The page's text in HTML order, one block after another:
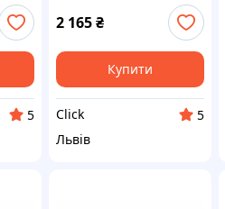
для
5
дистанційне керування
печаткою моніторинг
пр ЕMN_PS
2 165 ₴
Купити
Click
5
Львів